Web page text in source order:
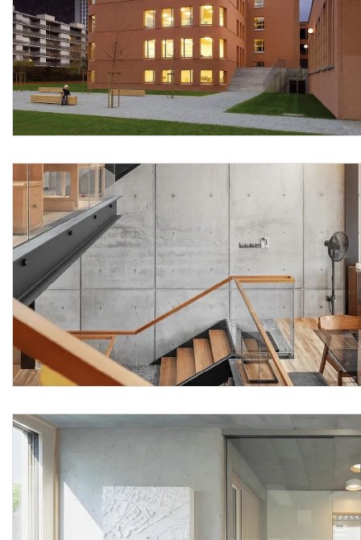
colorato); certificazioni ottenute: Cradle to Cradle
Certified® Silver e C2C Certified Material Health
Certificate™ Gold; campi di applicazione: velature
decorative di superfici in calcestruzzo a vista interne e
esterne, velature decorative colorate, rivestimenti opachi a
strato sottile quando si mantiene la struttura superficiale
con funzione protettiva dall'acqua e dagli agenti
lavorazione e l'asciugatura: da 5 °C a 30 °C.
Le lavorazioni devono attenersi scrupolosamente al
progetto esecutivo e alle disposizioni tecniche del Direttore
dei Lavori o della Committenza, conformandosi nella loro
realizzazione, a tutte le prescrizioni contenute
contrattualmente nel capitolato d'appalto.
Sono esclusi dal prezzo la rimozione completa di porzioni
in fase di distacco, l’eventuale rimozione di muffe e residui
di olio disarmante con l’uso di prodotti specifici, il ripristino
di parti degradate in via di distacco, la saturazione di
microcavillature da ritiro, la rasatura parziale di
preparazione, il fissativo consolidante, i ponteggi esterni,
con il relativo trasporto degli stessi a piè d’opera,
l’esecuzione a regola d’arte tramite applicazione di una
mano di fondo e una di finitura per ottenere rivestimenti
protettivi a strato sottile opachi e conservanti (consigliate
due mani a pennello per raggiungere requisiti di resistenza
alle intemperie), la rimozione con spazzola morbida di